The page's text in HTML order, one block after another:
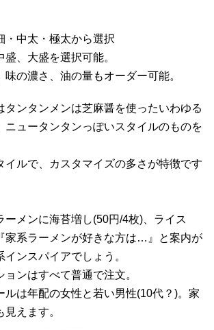
・中太・極太から選択
盛、大盛を選択可能。
味の濃さ、油の量もオーダー可能。
タンタンメンは芝麻醤を使ったいわゆる
ニュータンタンっぽいスタイルのものを
イルで、カスタマイズの多さが特徴です
ーメンに海苔増し(50円/4枚)、ライス
家系ラーメンが好きな方は…』と案内が
ンスパイアでしょう。
ンはすべて普通で注文。
ルは年配の女性と若い男性(10代？)。家
えます。